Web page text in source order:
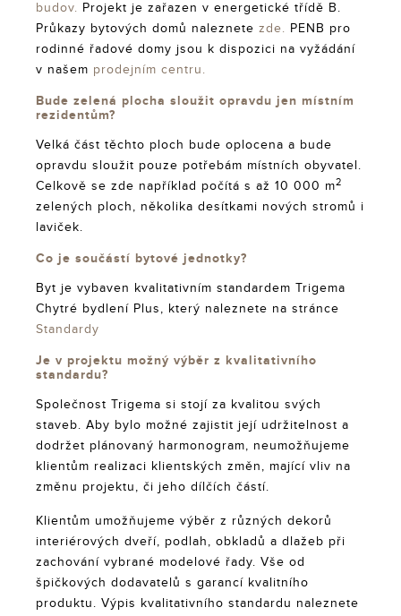
budov. Projekt je zařazen v energetické třídě B.
Průkazy bytových domů naleznete zde. PENB pro
rodinné řadové domy jsou k dispozici na vyžádání
v našem prodejním centru.
Bude zelená plocha sloužit opravdu jen místním
rezidentům?
Velká část těchto ploch bude oplocena a bude
opravdu sloužit pouze potřebám místních obyvatel.
Celkově se zde například počítá s až 10 000 m2
zelených ploch, několika desítkami nových stromů i
laviček.
Co je součástí bytové jednotky?
Byt je vybaven kvalitativním standardem Trigema
Chytré bydlení Plus, který naleznete na stránce
Standardy
Je v projektu možný výběr z kvalitativního
standardu?
Společnost Trigema si stojí za kvalitou svých
staveb. Aby bylo možné zajistit její udržitelnost a
dodržet plánovaný harmonogram, neumožňujeme
klientům realizaci klientských změn, mající vliv na
změnu projektu, či jeho dílčích částí.
Klientům umožňujeme výběr z různých dekorů
interiérových dveří, podlah, obkladů a dlažeb při
zachování vybrané modelové řady. Vše od
špičkových dodavatelů s garancí kvalitního
produktu. Výpis kvalitativního standardu naleznete